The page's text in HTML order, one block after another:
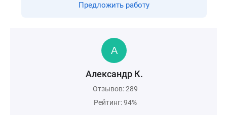
Предложить работу
Александр К.
Отзывов: 289
Рейтинг: 94%